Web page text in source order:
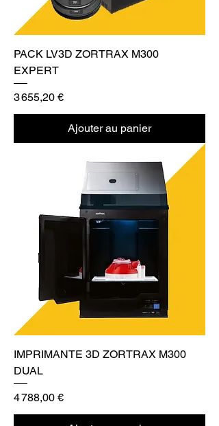
PACK LV3D ZORTRAX M300
EXPERT
Prix
3 655,20 €
Ajouter au panier
IMPRIMANTE 3D ZORTRAX M300
DUAL
Prix
4 788,00 €